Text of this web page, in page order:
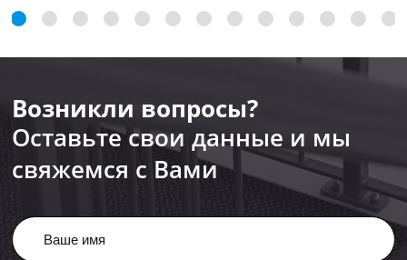
Возникли вопросы?
Оставьте свои данные и мы
свяжемся с Вами